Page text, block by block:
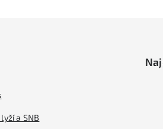
a SNB